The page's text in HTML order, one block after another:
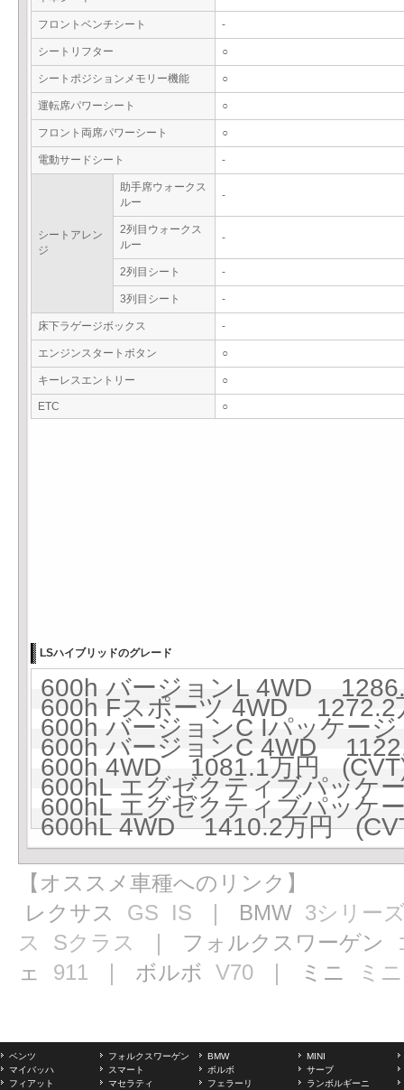
フロントベンチシート -
シートリフター ○
シートポジションメモリー機能 ○
運転席パワーシート ○
フロント両席パワーシート ○
電動サードシート -
シートアレン
ジ
助手席ウォークス
ルー
-
2列目ウォークス
ルー
-
2列目シート -
3列目シート -
床下ラゲージボックス -
エンジンスタートボタン ○
キーレスエントリー ○
ETC ○
LSハイブリッドのグレード
600h バージョンL 4WD
600h Fスポーツ 4WD
600h バージョンC Iパッケー
600h バージョンC 4WD
600h 4WD 1081.1万円
600hL エグゼクティブパッ
600hL エグゼクティブパッ
600hL 4WD 1410.2万円
【オススメ車種へのリンク】
レクサス GS IS ｜ BMW 3シリー
ス
Sクラス ｜ フォルクスワーゲン
ェ 911 ｜ ボルボ V70 ｜ ミニ ミニ
ベンツ フォルクスワーゲン BMW
MINI
マイバッハ
スマート ボルボ
サーブ
フィアット
マセラティ フェラーリ ランボルギーニ